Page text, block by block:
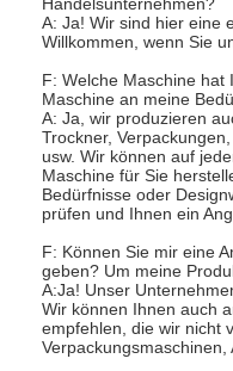
Heißluft Oven Dryer
Superfine
v-Art Pulvermischer
IBC-Behälter-
Industrielle
A: Ja! Wir sind hier eine
Willkommen, wenn Sie
F: Welche Maschine hat
Maschine an meine
A: Ja, wir produzieren
Trockner,
usw. Wir können auf
Maschine für Sie
Bedürfnisse oder
prüfen und Ihnen ein
F: Können Sie mir eine
geben? Um meine
A:Ja! Unser
Wir können Ihnen auch
empfehlen, die wir nicht
Verpackungsmaschinen,